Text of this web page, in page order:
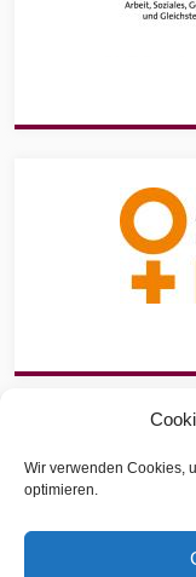
Wir verwenden Cookies,
optimieren.